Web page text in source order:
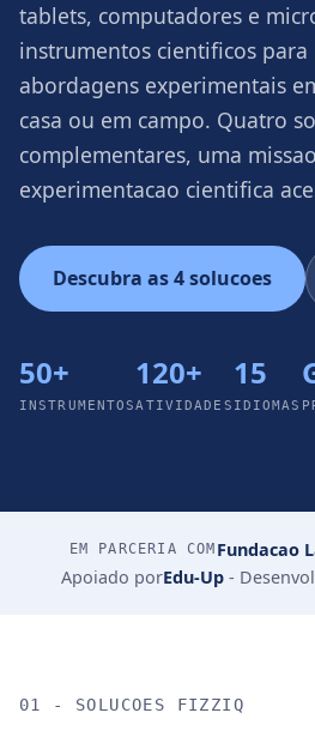
tablets, computadores e
instrumentos cientificos para
abordagens experimentais
casa ou em campo. Quatro
complementares, uma
experimentacao cientifica
Descubra as 4 solucoes
50+
INSTRUMENTOS
120+
ATIVIDADES
15
IDIOMAS
EM PARCERIA COM Fundacao
Apoiado porEdu-Up -
01 - SOLUCOES FIZZIQ